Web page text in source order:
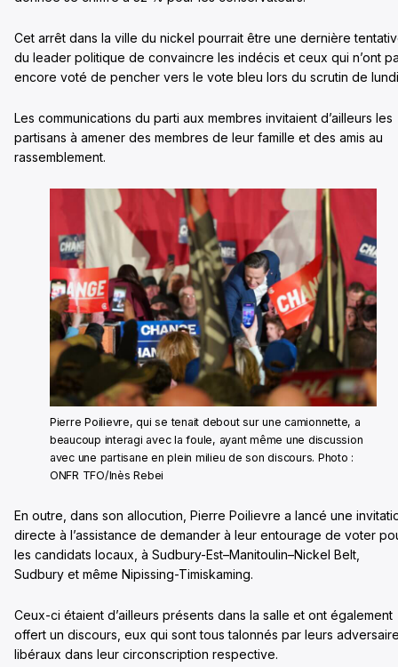
Cet arrêt dans la ville du nickel pourrait être une dernière
du leader politique de convaincre les indécis et ceux qui n’ont
encore voté de pencher vers le vote bleu lors du scrutin de
Les communications du parti aux membres invitaient d’ailleurs les
partisans à amener des membres de leur famille et des amis au
rassemblement.
Pierre Poilievre, qui se tenait debout sur une camionnette, a
beaucoup interagi avec la foule, ayant même une discussion
avec une partisane en plein milieu de son discours. Photo :
ONFR TFO/Inès Rebei
En outre, dans son allocution, Pierre Poilievre a lancé une
directe à l’assistance de demander à leur entourage de voter
les candidats locaux, à Sudbury-Est–Manitoulin–Nickel Belt,
Sudbury et même Nipissing-Timiskaming.
Ceux-ci étaient d’ailleurs présents dans la salle et ont également
offert un discours, eux qui sont tous talonnés par leurs
libéraux dans leur circonscription respective.